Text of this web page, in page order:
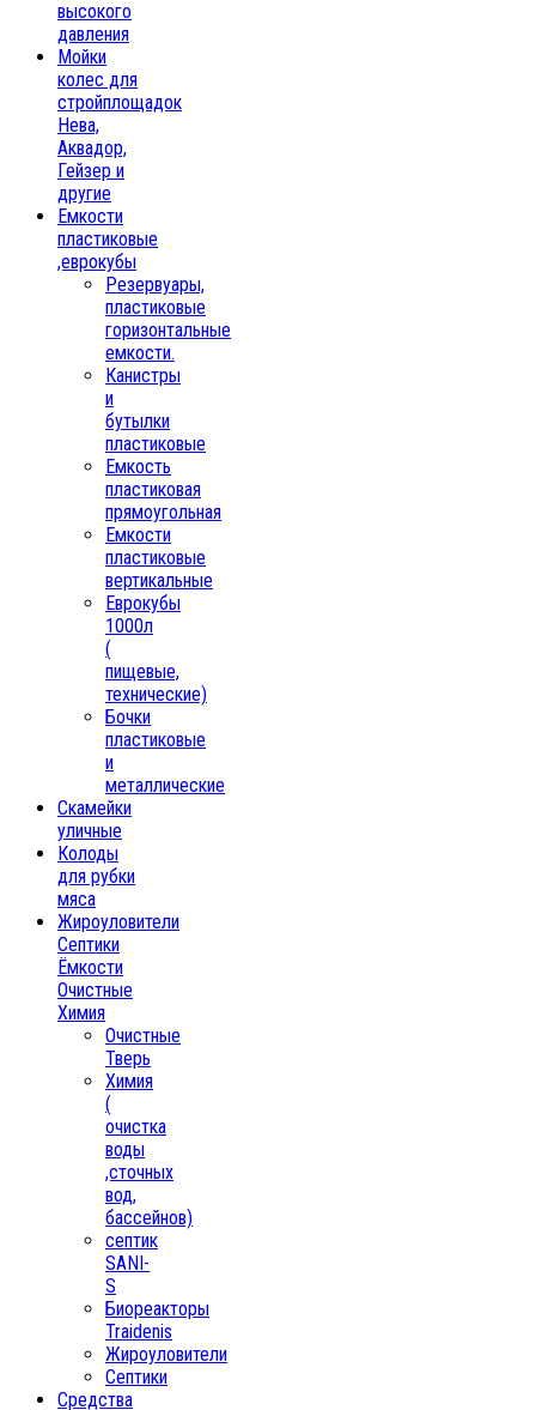
высокого
давления
Мойки
колес для
стройплощадок
Нева,
Аквадор,
Гейзер и
другие
Емкости
пластиковые
,еврокубы
Резервуары,
пластиковые
горизонтальные
емкости.
Канистры
и
бутылки
пластиковые
Емкость
пластиковая
прямоугольная
Емкости
пластиковые
вертикальные
Еврокубы
1000л
(
пищевые,
технические)
Бочки
пластиковые
и
металлические
Скамейки
уличные
Колоды
для рубки
мяса
Жироуловители
Септики
Ёмкости
Очистные
Химия
Очистные
Тверь
Химия
(
очистка
воды
,сточных
вод,
бассейнов)
септик
SANI-
S
Биореакторы
Traidenis
Жироуловители
Септики
Средства